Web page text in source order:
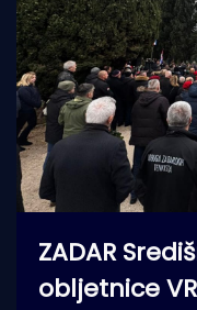
ZADAR
obljetnice